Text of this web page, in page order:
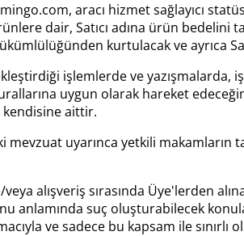
aracı hizmet sağlayıcı
dair, Satıcı adına ürün
kurtulacak ve ayrıca
işlemlerde ve
uygun olarak hareket
aittir.
uyarınca yetkili
alışveriş sırasında Üye'lerden
anlamında suç oluşturabilecek
ve sadece bu kapsam ile